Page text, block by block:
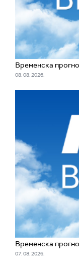
Временска
08. 08. 2026.
Временска
07. 08. 2026.